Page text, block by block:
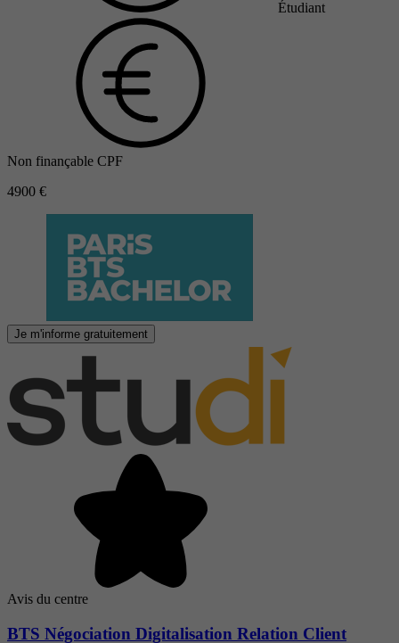
Étudiant
Non finançable CPF
4900 €
Je m'informe gratuitement
Avis du centre
BTS Négociation Digitalisation Relation Client